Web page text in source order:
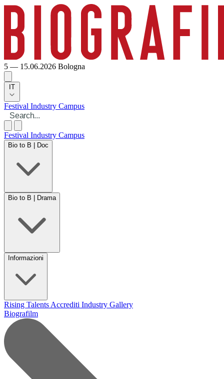
5 — 15.06.2026 Bologna
IT
Festival Industry Campus
Festival Industry Campus
Bio to B | Doc
Bio to B | Drama
Informazioni
Rising Talents Accrediti Industry Gallery
Biografilm